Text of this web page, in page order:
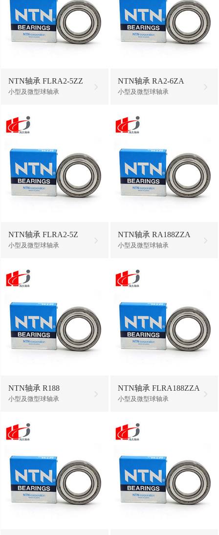
NTN轴承 FLRA2-5ZZ
小型及微型球轴承
NTN轴承 RA2-6ZA
小型及微型球轴承
NTN轴承 FLRA2-5Z
小型及微型球轴承
NTN轴承 RA188ZZA
小型及微型球轴承
NTN轴承 R188
小型及微型球轴承
NTN轴承 FLRA188ZZA
小型及微型球轴承